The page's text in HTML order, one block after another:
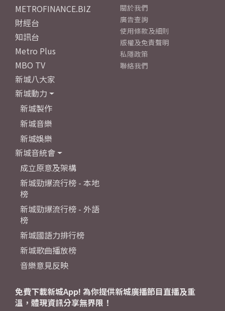
METROFINANCE.BIZ
財經台
知訊台
Metro Plus
MBO TV
新城八大家
新城動力
新城製作
新城音樂
新城娛樂
新城音統會
成立原意及架構
新城勁爆流行榜 - 本地
榜
新城勁爆流行榜 - 外語
榜
新城國語力排行榜
新城歌曲播放榜
音樂意見反映
關於我們
廣告查詢
使用條款及細則
版權及免責聲明
私隱政策
聯絡我們
免費下載新城App! 為你提供新城廣播節目直播及重
溫，體現資訊分享無界限！